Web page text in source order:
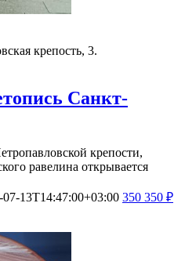
крепость, 3.
Санкт-
крепости,
равелина открывается
07-13T14:47:00+03:00 350 350 ₽